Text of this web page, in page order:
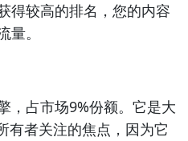
得较高的排名，您的内容
。
，占市场9%份额。它是大
有者关注的焦点，因为它